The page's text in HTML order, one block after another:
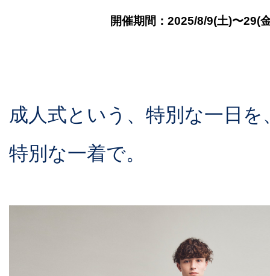
開催期間：2025/8/9(土)〜29(
成人式という、特別な一日を
特別な一着で。